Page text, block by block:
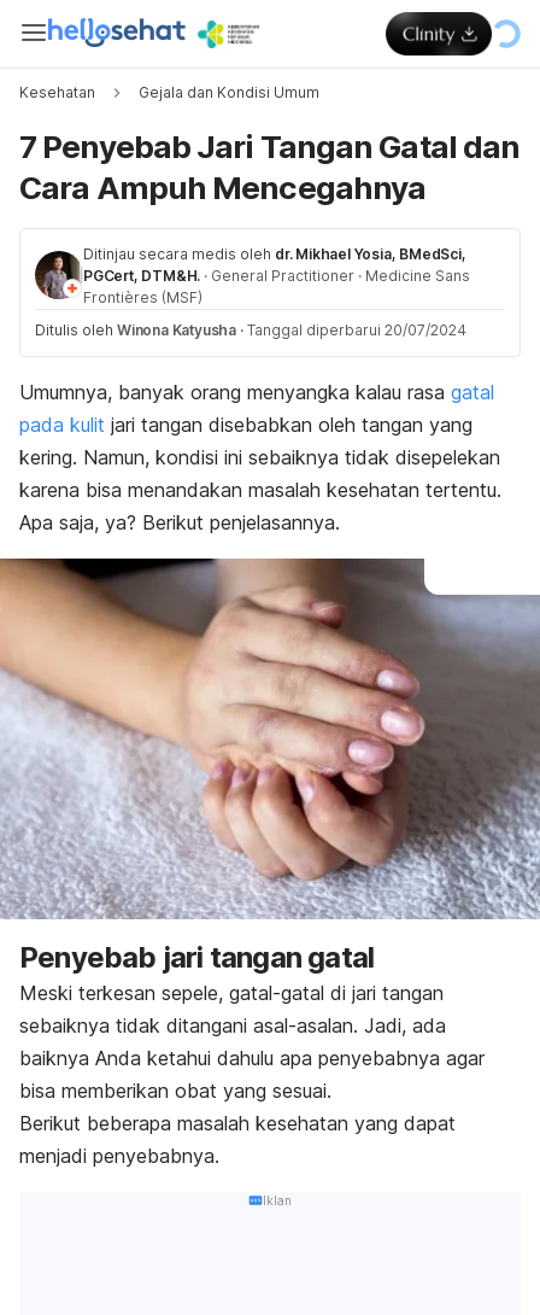
Kesehatan Gejala dan Kondisi Umum
7 Penyebab Jari Tangan Gatal dan
Cara Ampuh Mencegahnya
Ditinjau secara medis oleh dr. Mikhael Yosia, BMedSci,
PGCert, DTM&H. · General Practitioner · Medicine Sans
Frontières (MSF)
Ditulis oleh Winona Katyusha · Tanggal diperbarui 20/07/2024
Umumnya, banyak orang menyangka kalau rasa gatal
pada kulit jari tangan disebabkan oleh tangan yang
kering. Namun, kondisi ini sebaiknya tidak disepelekan
karena bisa menandakan masalah kesehatan tertentu.
Apa saja, ya? Berikut penjelasannya.
Penyebab jari tangan gatal
Meski terkesan sepele, gatal-gatal di jari tangan
sebaiknya tidak ditangani asal-asalan. Jadi, ada
baiknya Anda ketahui dahulu apa penyebabnya agar
bisa memberikan obat yang sesuai.
Berikut beberapa masalah kesehatan yang dapat
menjadi penyebabnya.
Iklan